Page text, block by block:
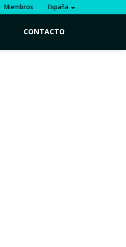
Miembros España
CONTACTO